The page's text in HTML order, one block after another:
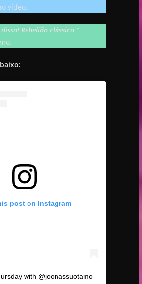
vídeo.
Rebelião clássica “–
post on Instagram
with @joonassuotamo